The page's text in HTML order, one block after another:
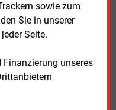
sowie zum
Sie in unserer
Seite.
Finanzierung unseres
wird. Das
Absatzmärkten,
werde den
kommt dies
wirtschaftliche